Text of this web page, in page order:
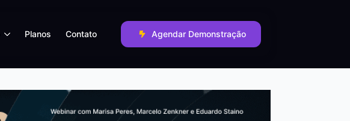
Planos Contato Agendar Demonstração